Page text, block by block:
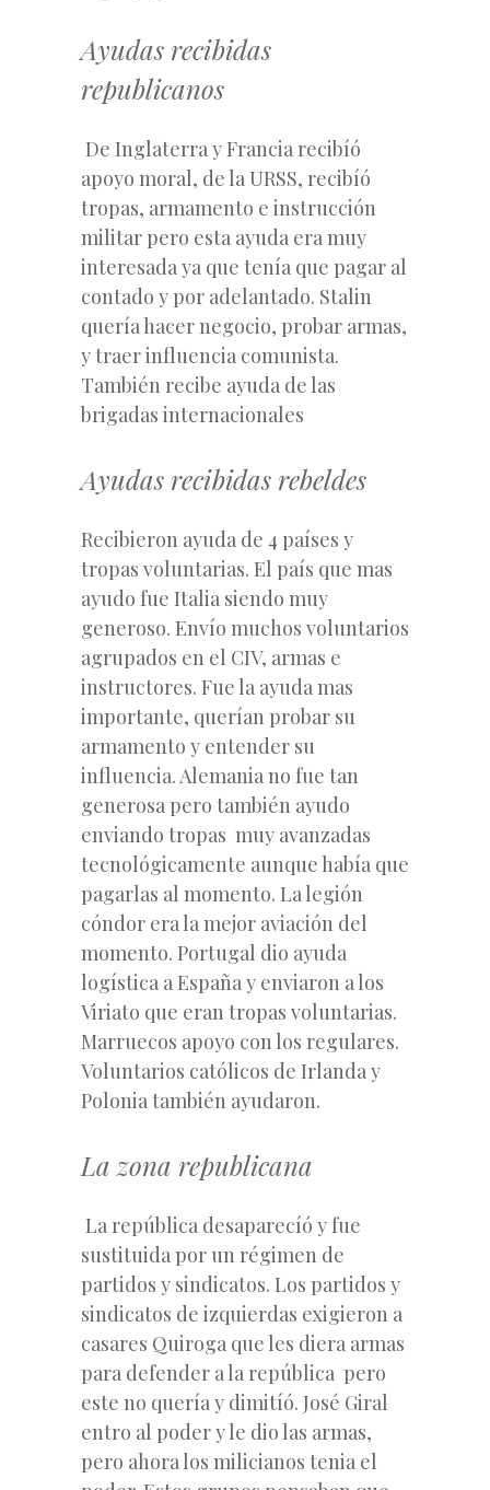
Ayudas recibidas
republicanos
De Inglaterra y Francia recibíó
apoyo moral, de la URSS, recibíó
tropas, armamento e instrucción
militar pero esta ayuda era muy
interesada ya que tenía que pagar al
contado y por adelantado. Stalin
quería hacer negocio, probar armas,
y traer influencia comunista.
También recibe ayuda de las
brigadas internacionales
Ayudas recibidas rebeldes
Recibieron ayuda de 4 países y
tropas voluntarias. El país que mas
ayudo fue Italia siendo muy
generoso. Envío muchos voluntarios
agrupados en el CIV, armas e
instructores. Fue la ayuda mas
importante, querían probar su
armamento y entender su
influencia. Alemania no fue tan
generosa pero también ayudo
enviando tropas muy avanzadas
tecnológicamente aunque había que
pagarlas al momento. La legión
cóndor era la mejor aviación del
momento. Portugal dio ayuda
logística a España y enviaron a los
Viriato que eran tropas voluntarias.
Marruecos apoyo con los regulares.
Voluntarios católicos de Irlanda y
Polonia también ayudaron.
La zona republicana
La república desaparecíó y fue
sustituida por un régimen de
partidos y sindicatos. Los partidos y
sindicatos de izquierdas exigieron a
casares Quiroga que les diera armas
para defender a la república pero
este no quería y dimitíó. José Giral
entro al poder y le dio las armas,
pero ahora los milicianos tenia el